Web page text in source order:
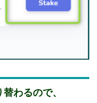
わるので、